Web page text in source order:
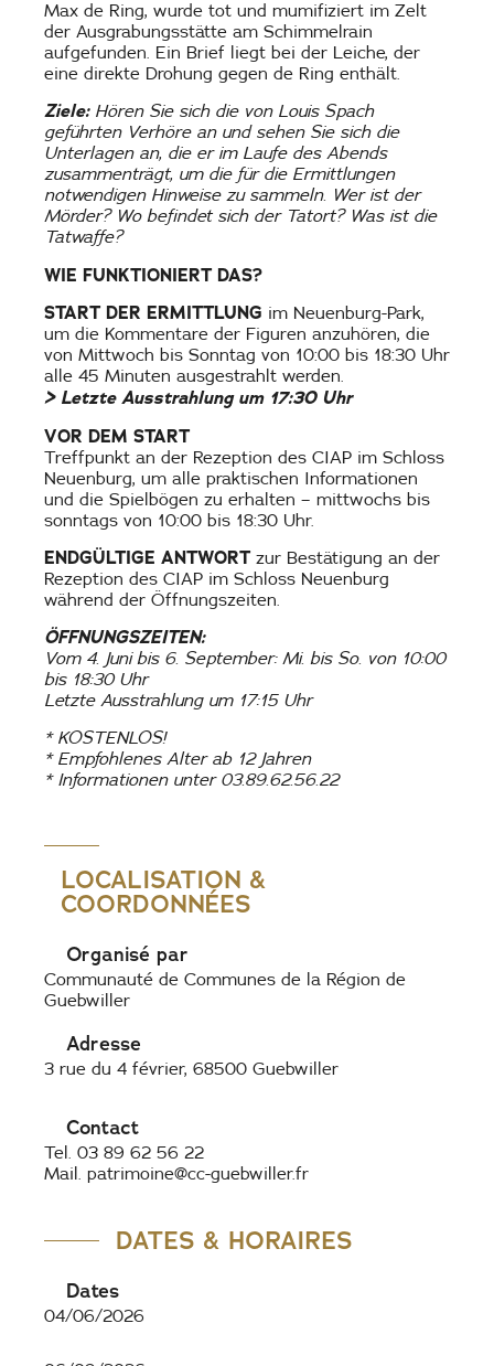
Max de Ring, wurde tot und mumifiziert im Zelt
der Ausgrabungsstätte am Schimmelrain
aufgefunden. Ein Brief liegt bei der Leiche, der
eine direkte Drohung gegen de Ring enthält.
Ziele:Hören Sie sich die von Louis Spach
geführten Verhöre an und sehen Sie sich die
Unterlagen an, die er im Laufe des Abends
zusammenträgt, um die für die Ermittlungen
notwendigen Hinweise zu sammeln. Wer ist der
Mörder? Wo befindet sich der Tatort? Was ist die
Tatwaffe?
WIE FUNKTIONIERT DAS?
START DER ERMITTLUNG im Neuenburg-Park,
um die Kommentare der Figuren anzuhören, die
von Mittwoch bis Sonntag von 10:00 bis 18:30 Uhr
alle 45 Minuten ausgestrahlt werden.
> Letzte Ausstrahlung um 17:30 Uhr
VOR DEM START
Treffpunkt an der Rezeption des CIAP im Schloss
Neuenburg, um alle praktischen Informationen
und die Spielbögen zu erhalten – mittwochs bis
sonntags von 10:00 bis 18:30 Uhr.
ENDGÜLTIGE ANTWORTzur Bestätigung an der
Rezeption des CIAP im Schloss Neuenburg
während der Öffnungszeiten.
ÖFFNUNGSZEITEN:
Vom 4. Juni bis 6. September: Mi. bis So. von 10:00
bis 18:30 Uhr
Letzte Ausstrahlung um 17:15 Uhr
* KOSTENLOS!
* Empfohlenes Alter ab 12 Jahren
* Informationen unter 03.89.62.56.22
LOCALISATION &
COORDONNÉES
Organisé par
Communauté de Communes de la Région de
Guebwiller
Adresse
3 rue du 4 février, 68500 Guebwiller
Contact
Tel. 03 89 62 56 22
Mail. patrimoine@cc-guebwiller.fr
DATES & HORAIRES
Dates
04/06/2026